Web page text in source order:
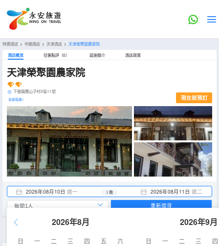
特價酒店 > 中國酒店 > 天津酒店 > 天津榮聚園農家院
酒店概览 住客點評（0） 設施簡介 酒店政策
天津榮聚園農家院
下營鎮團山子村3區11號
全部設施> 現在就預訂
2026年08月10日 週一 2026年08月11日 週二
1 晚
2026年8月
日 一 二 三 四 五
六
2026年9月
日 一 二 三
四
重新搜尋